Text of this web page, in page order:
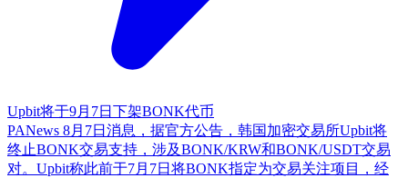
Upbit将于9月7日下架BONK代币
PANews 8月7日消息，据官方公告，韩国加密交易所Upbit将
终止BONK交易支持，涉及BONK/KRW和BONK/USDT交易
对。Upbit称此前于7月7日将BONK指定为交易关注项目，经